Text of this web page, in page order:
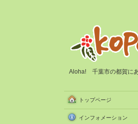
Aloha! 千葉市の都賀にあ
トップページ
インフォメーション